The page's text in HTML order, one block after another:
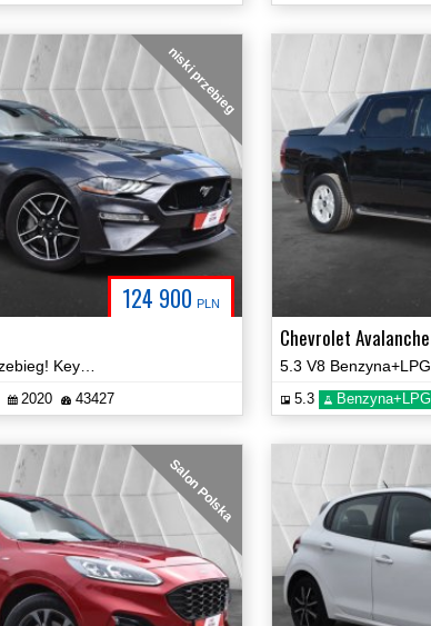
124 900 PLN
niski przebieg
GT 5.0 Benzyna Niski przebieg! Keyless Android Prezentacja Video!
2020 43427
Chevrolet Avalanche
5.3 Benzyna+LPG
Salon Polska